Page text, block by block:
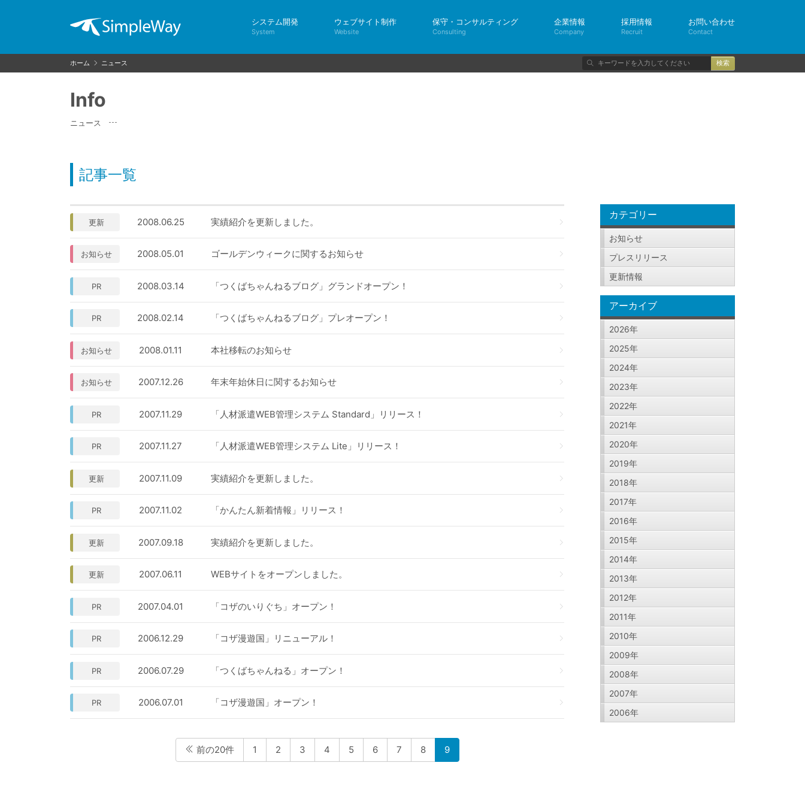
システム開発
System
ウェブサイト制作
Website
保守・コンサルティング
Consulting
企業情報
Company
採用情報
Recruit
お問い合わせ
Contact
ホーム ニュース
検
索
Info
ニュース
記事一覧
更新 2008.06.25 実績紹介を更新しました。
お知らせ 2008.05.01 ゴールデンウィークに関するお知らせ
PR 2008.03.14 「つくばちゃんねるブログ」グランドオープン！
PR 2008.02.14 「つくばちゃんねるブログ」プレオープン！
お知らせ 2008.01.11 本社移転のお知らせ
お知らせ 2007.12.26 年末年始休日に関するお知らせ
PR 2007.11.29 「人材派遣WEB管理システム Standard」リリース！
PR 2007.11.27 「人材派遣WEB管理システム Lite」リリース！
更新 2007.11.09 実績紹介を更新しました。
PR 2007.11.02 「かんたん新着情報」リリース！
更新 2007.09.18 実績紹介を更新しました。
更新 2007.06.11 WEBサイトをオープンしました。
PR 2007.04.01 「コザのいりぐち」オープン！
PR 2006.12.29 「コザ漫遊国」リニューアル！
PR 2006.07.29 「つくばちゃんねる」オープン！
PR 2006.07.01 「コザ漫遊国」オープン！
前の20件 1 2 3 4 5 6 7 8 9
カテゴリー
お知らせ
プレスリリース
更新情報
アーカイブ
2026年
2025年
2024年
2023年
2022年
2021年
2020年
2019年
2018年
2017年
2016年
2015年
2014年
2013年
2012年
2011年
2010年
2009年
2008年
2007年
2006年